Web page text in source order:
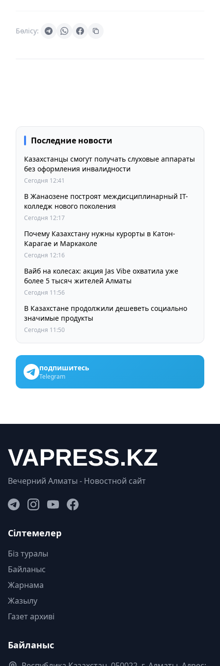
Бөлісу:
Последние новости
Казахстанцы смогут получать слуховые аппараты
без оформления инвалидности
Сегодня 12:41
В Жанаозене построят междисциплинарный IT-
колледж нового поколения
Сегодня 12:17
Почему Казахстану нужны курорты в Катон-
Карагае и Маркаколе
Сегодня 12:16
Вайб на колесах: акция Jas Vibe охватила уже
более 5 тысяч жителей Алматы
Сегодня 11:56
В Казахстане продолжили дешеветь социально
значимые продукты
Сегодня 11:50
подпишитесь
Telegram
Вечерний Алматы - Новостной сайт
Сілтемелер
Біз туралы
Байланыс
Жарнама
Жазылу
Газет архиві
Байланыс